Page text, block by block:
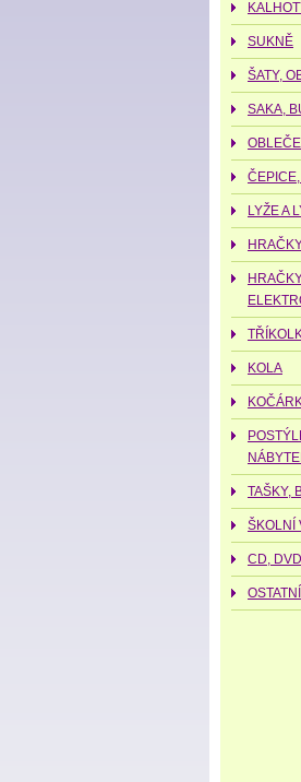
SUKNĚ
ŠATY,
SAKA,
LYŽE A
KOLA
TAŠKY,
ŠKOLNÍ
CD,
OSTATNÍ